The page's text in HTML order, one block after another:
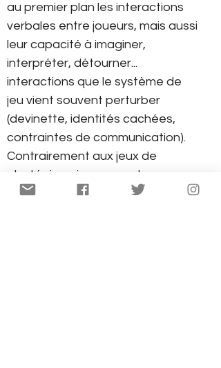
au premier plan les interactions
verbales entre joueurs, mais aussi
leur capacité à imaginer,
interpréter, détourner...
interactions que le système de
jeu vient souvent perturber
(devinette, identités cachées,
contraintes de communication).
Contrairement aux jeux de
stratégie qui proposent un
système de règles précis, les jeux